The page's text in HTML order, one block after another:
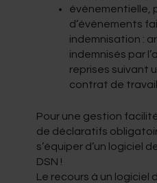
événementielle,
d’évènements
indemnisation :
indemnisés par
reprises suivant
contrat de travail.
Pour une gestion
de déclaratifs
s’équiper d’un logiciel
DSN !
Le recours à un logiciel